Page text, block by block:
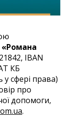
IBAN
КБ
у сфері права)
про
допомоги,
.